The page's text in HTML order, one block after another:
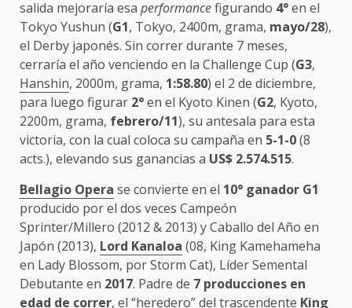
salida mejoraría esa performancefigurando 4°en el
Tokyo Yushun (G1, Tokyo, 2400m, grama, mayo/28),
el Derby japonés. Sin correr durante 7 meses,
cerraría el año venciendo en la Challenge Cup (G3,
Hanshin, 2000m, grama, 1:58.80) el 2 de diciembre,
para luego figurar 2°en el Kyoto Kinen (G2, Kyoto,
2200m, grama, febrero/11), su antesala para esta
victoria, con la cual coloca su campaña en 5-1-0(8
acts.), elevando sus ganancias a US$ 2.574.515.
Bellagio Opera se convierte en el 10° ganador G1
producido por el dos veces Campeón
Sprinter/Millero (2012 & 2013) y Caballo del Año en
Japón (2013), Lord Kanaloa (08, King Kamehameha
en Lady Blossom, por Storm Cat), Líder Semental
Debutante en 2017. Padre de 7 producciones en
edad de correr, el “heredero” del trascendente King